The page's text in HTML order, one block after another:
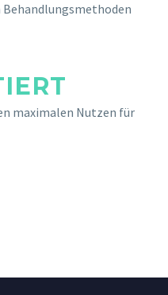
maximalen Nutzen für